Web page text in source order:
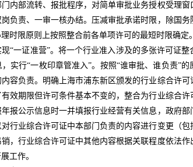
内部流转、报批程序，对简单审批业务授权受理窗
负责、一审一核办结。压减审批承诺时限，除国务
时限原则上按照整合前各单项许可的最短时限确定。
“一证准营”。 将一个行业准入涉及的多张许可证整
实行“一枚印章管准入”。按照“谁审批、谁负责”的
容负责。明确上海市浦东新区颁发的行业综合许可
效期限但许可条件基本不变的，整合为行业综合许
报公示信息时一并填报行业经营有关信息，政府部
行业综合许可证中本部门负责的内容进行变更（包
，行业综合许可证中其他内容根据关联程度依法作
工作。